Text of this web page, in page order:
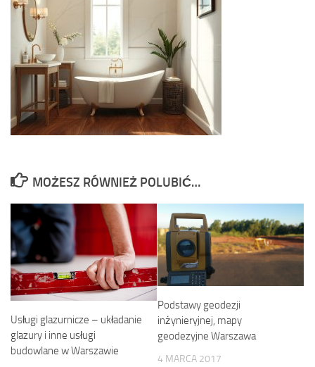
MOŻESZ RÓWNIEŻ POLUBIĆ…
Usługi glazurnicze – układanie
glazury i inne usługi
budowlane w Warszawie
Podstawy geodezji
inżynieryjnej, mapy
geodezyjne Warszawa
4 MARCA 2017